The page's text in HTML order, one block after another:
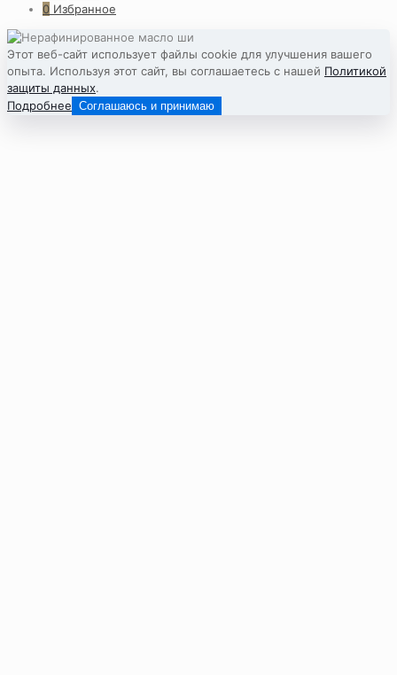
0 Избранное
Этот веб-сайт использует файлы cookie для улучшения вашего
опыта. Используя этот сайт, вы соглашаетесь с нашей Политикой
защиты данных.
Подробнее Соглашаюсь и принимаю